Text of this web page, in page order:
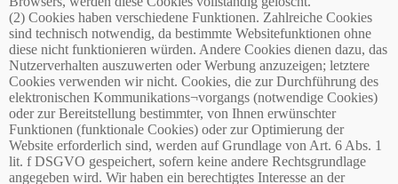
(2) Cookies haben verschiedene Funktionen. Zahlreiche Cookies
sind technisch notwendig, da bestimmte Websitefunktionen ohne
diese nicht funktionieren würden. Andere Cookies dienen dazu, das
Nutzerverhalten auszuwerten oder Werbung anzuzeigen; letztere
Cookies verwenden wir nicht. Cookies, die zur Durchführung des
elektronischen Kommunikations¬vorgangs (notwendige Cookies)
oder zur Bereitstellung bestimmter, von Ihnen erwünschter
Funktionen (funktionale Cookies) oder zur Optimierung der
Website erforderlich sind, werden auf Grundlage von Art. 6 Abs. 1
lit. f DSGVO gespeichert, sofern keine andere Rechtsgrundlage
angegeben wird. Wir haben ein berechtigtes Interesse an der